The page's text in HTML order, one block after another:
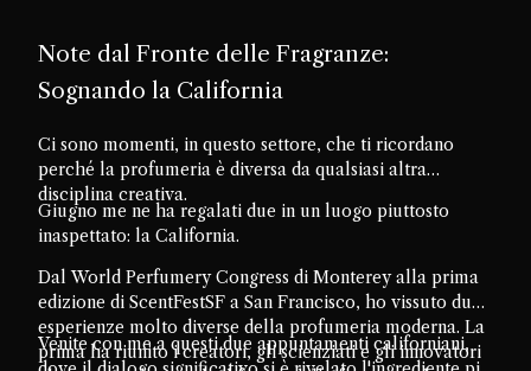
Note dal Fronte delle Fragranze:
Sognando la California
Ci sono momenti, in questo settore, che ti ricordano
perché la profumeria è diversa da qualsiasi altra
disciplina creativa.
Giugno me ne ha regalati due in un luogo piuttosto
inaspettato: la California.
Dal World Perfumery Congress di Monterey alla prima
edizione di ScentFestSF a San Francisco, ho vissuto due
esperienze molto diverse della profumeria moderna. La
prima ha riunito i creatori, gli scienziati e gli innovatori
Venite con me a questi due appuntamenti californiani,